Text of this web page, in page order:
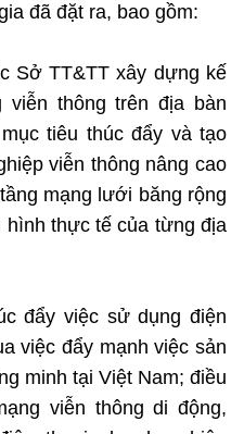
đã đặt ra, bao gồm:
Sở TT&TT xây dựng kế
viễn thông trên địa bàn
tiêu thúc đẩy và tạo
viễn thông nâng cao
mạng lưới băng rộng
thực tế của từng địa
đẩy việc sử dụng điện
việc đẩy mạnh việc sản
minh tại Việt Nam; điều
viễn thông di động,